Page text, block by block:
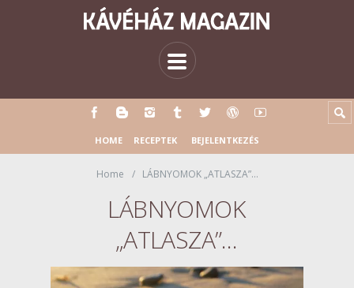
HOME RECEPTEK BEJELENTKEZÉS
Home LÁBNYOMOK „ATLASZA”…
LÁBNYOMOK
„ATLASZA”…